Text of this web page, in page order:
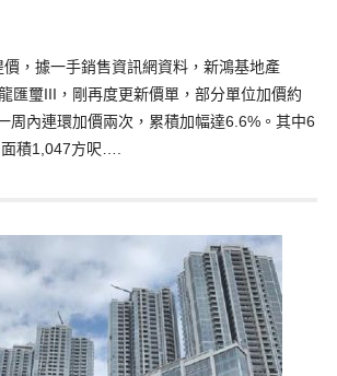
，據一手銷售資訊網資料，新鴻基地產
匯璽III，剛再度更新價單，部分單位加價約
周內連環加價兩次，累積加幅達6.6%。其中6
積1,047方呎….